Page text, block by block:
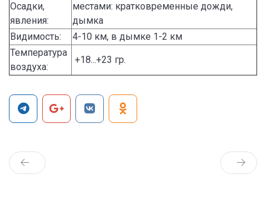
Осадки,
явления:
местами: кратковременные дожди,
дымка
Видимость:
4-10 км, в дымке 1-2 км
Температура
воздуха:
+18...+23 гр.